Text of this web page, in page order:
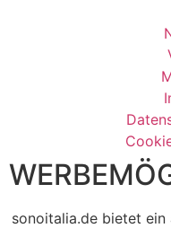
sonoitalia.de bietet